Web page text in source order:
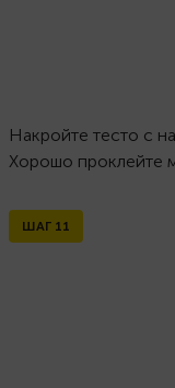
Накройте тесто с
Хорошо проклейте
ШАГ 11